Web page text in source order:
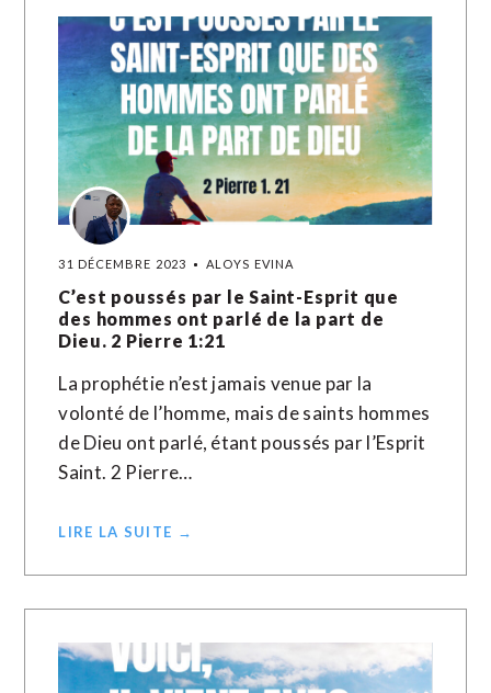
31 DÉCEMBRE 2023 ALOYS EVINA
C’est poussés par le Saint-Esprit que
des hommes ont parlé de la part de
Dieu. 2 Pierre‬ ‭1:21
La prophétie n’est jamais venue par la
volonté de l’homme, mais de saints hommes
de Dieu ont parlé, étant poussés par l’Esprit
Saint. 2 Pierre…
LIRE LA SUITE →